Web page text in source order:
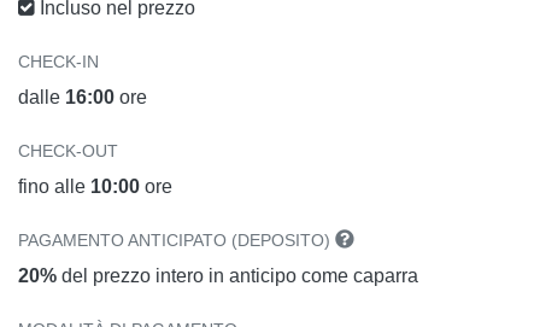
Incluso nel prezzo
CHECK-IN
dalle 16:00 ore
CHECK-OUT
fino alle 10:00 ore
PAGAMENTO ANTICIPATO (DEPOSITO)
20% del prezzo intero in anticipo come caparra